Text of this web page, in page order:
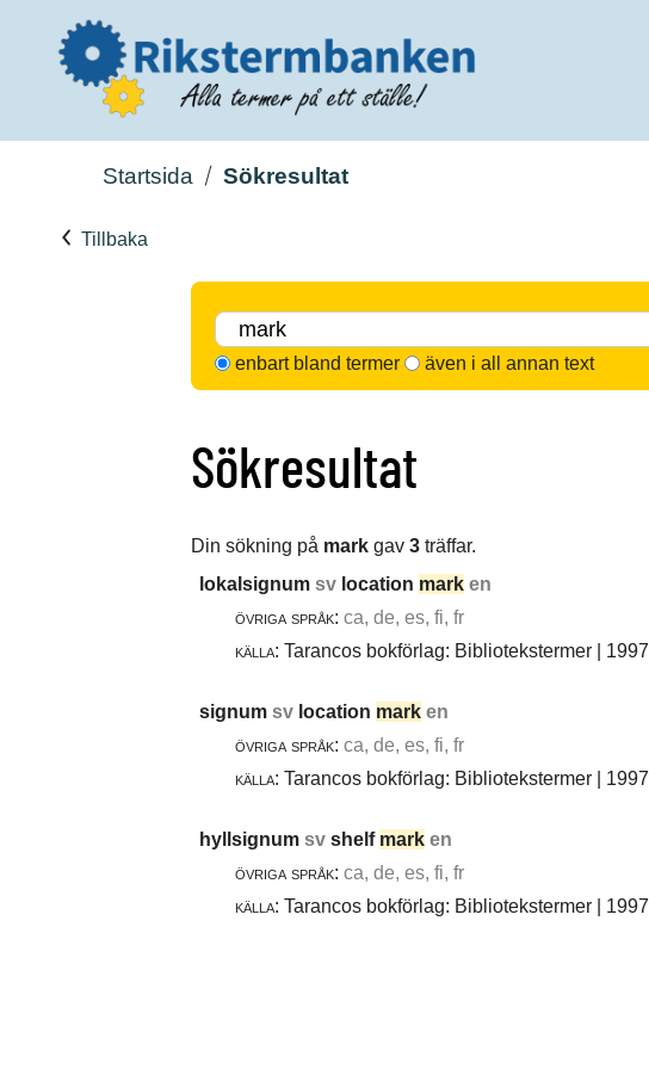
Startsida Sökresultat
Tillbaka
enbart bland termer
även i all annan text
Sökresultat
Din sökning på mark gav 3 träffar.
lokalsignum sv location mark en
övriga språk: ca, de, es, fi, fr
källa: Tarancos bokförlag: Bibliotekstermer | 1997
signum sv location mark en
övriga språk: ca, de, es, fi, fr
källa: Tarancos bokförlag: Bibliotekstermer | 1997
hyllsignum sv shelf mark en
övriga språk: ca, de, es, fi, fr
källa: Tarancos bokförlag: Bibliotekstermer | 1997